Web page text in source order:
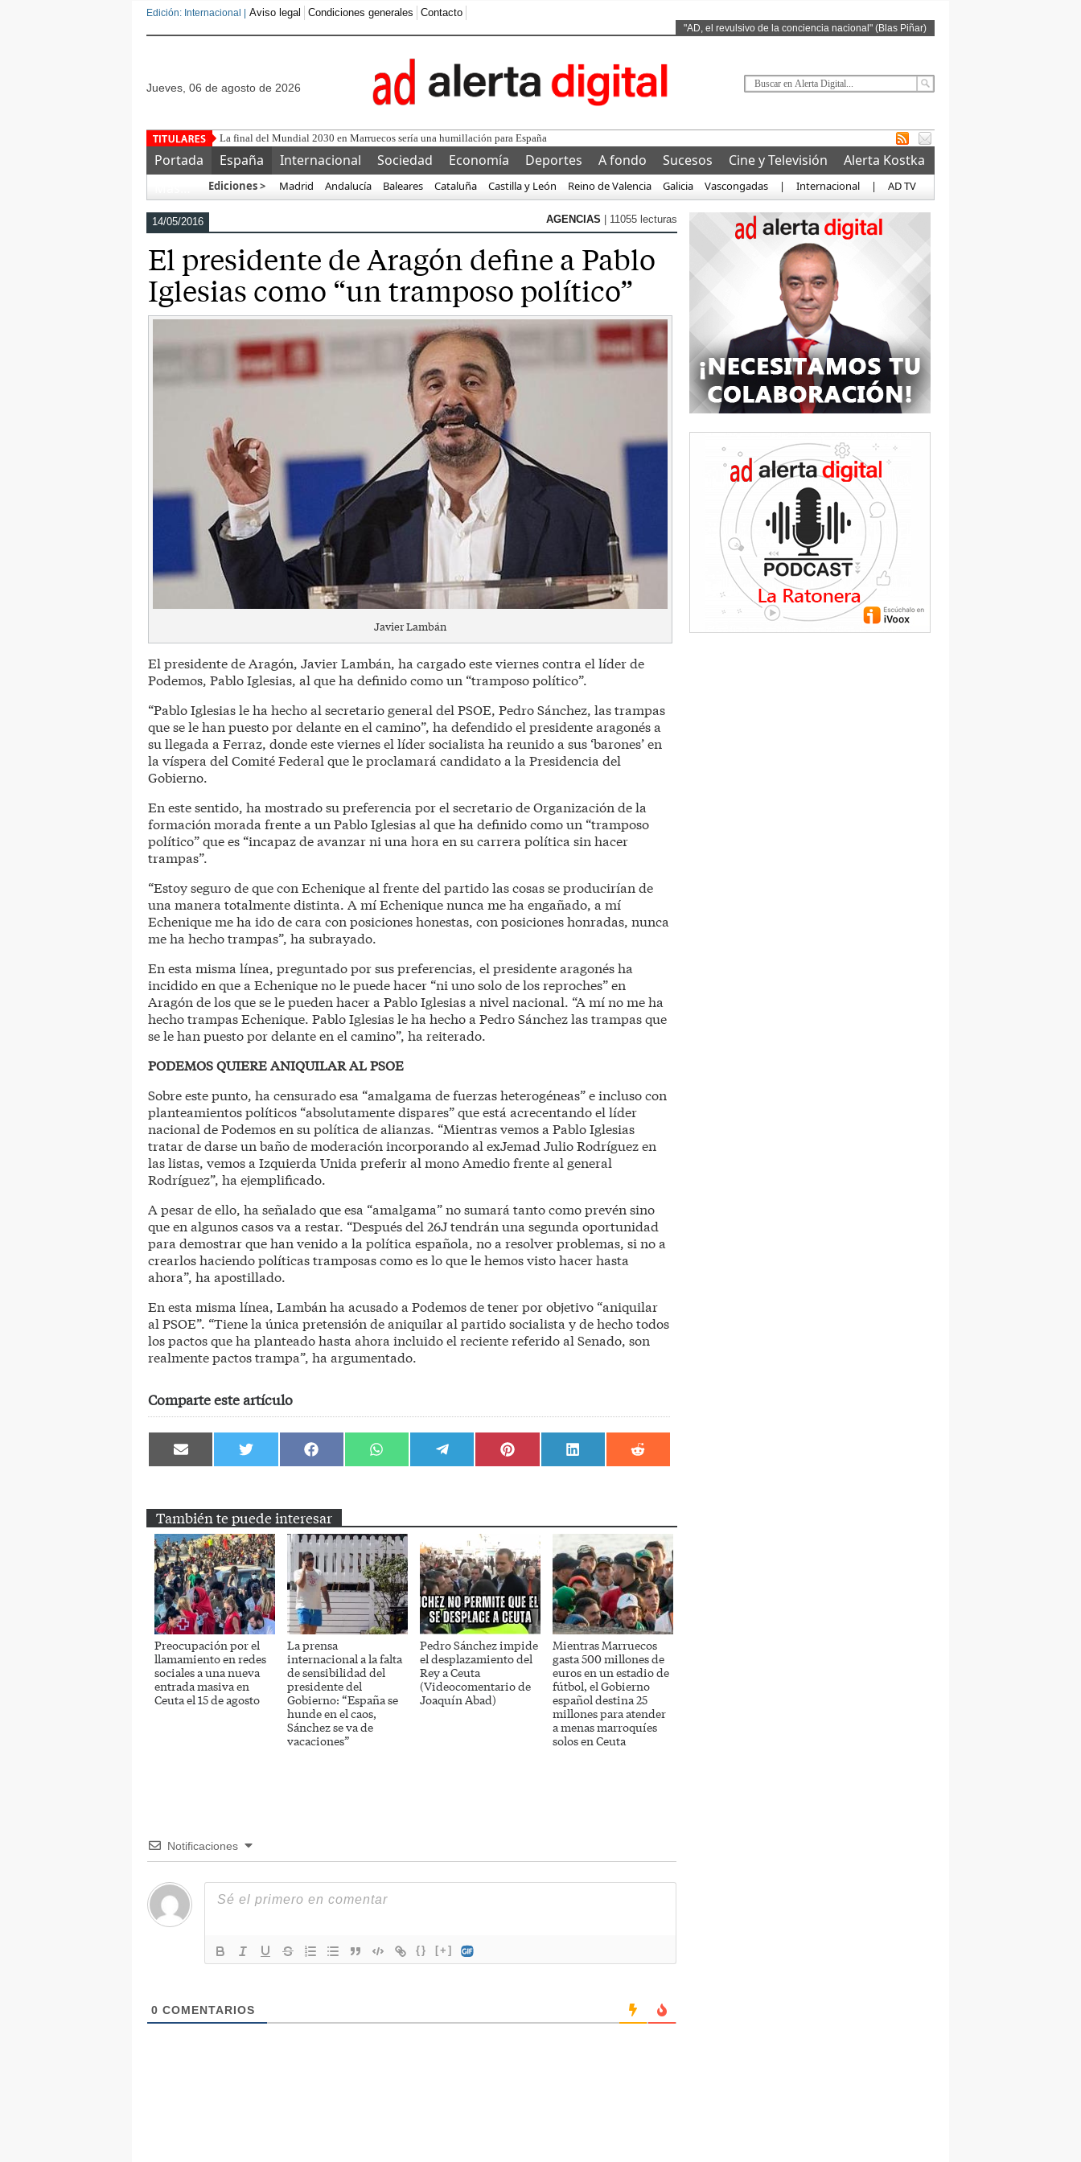
Edición: Internacional | Aviso legal Condiciones generales Contacto
"AD, el revulsivo de la conciencia nacional" (Blas Piñar)
jueves, 06 de agosto de 2026
La final del Mundial 2030 en Marruecos sería una humillación para España
Portada España Internacional Sociedad Economía Deportes A fondo Sucesos Cine y Televisión
Alerta Kostka
Ediciones > Madrid Andalucía Baleares Cataluña Castilla y León Reino de Valencia Galicia Vascongadas | Internacional | AD TV
14/05/2016 AGENCIAS | 11055 lecturas
El presidente de Aragón define a Pablo
Iglesias como “un tramposo político”
Javier Lambán
El presidente de Aragón, Javier Lambán, ha cargado este viernes contra el líder de
Podemos, Pablo Iglesias, al que ha definido como un “tramposo político”.
“Pablo Iglesias le ha hecho al secretario general del PSOE, Pedro Sánchez, las trampas
que se le han puesto por delante en el camino”, ha defendido el presidente aragonés a
su llegada a Ferraz, donde este viernes el líder socialista ha reunido a sus ‘barones’ en
la víspera del Comité Federal que le proclamará candidato a la Presidencia del
Gobierno.
En este sentido, ha mostrado su preferencia por el secretario de Organización de la
formación morada frente a un Pablo Iglesias al que ha definido como un “tramposo
político” que es “incapaz de avanzar ni una hora en su carrera política sin hacer
trampas”.
“Estoy seguro de que con Echenique al frente del partido las cosas se producirían de
una manera totalmente distinta. A mí Echenique nunca me ha engañado, a mí
Echenique me ha ido de cara con posiciones honestas, con posiciones honradas, nunca
me ha hecho trampas”, ha subrayado.
En esta misma línea, preguntado por sus preferencias, el presidente aragonés ha
incidido en que a Echenique no le puede hacer “ni uno solo de los reproches” en
Aragón de los que se le pueden hacer a Pablo Iglesias a nivel nacional. “A mí no me ha
hecho trampas Echenique. Pablo Iglesias le ha hecho a Pedro Sánchez las trampas que
se le han puesto por delante en el camino”, ha reiterado.
PODEMOS QUIERE ANIQUILAR AL PSOE
Sobre este punto, ha censurado esa “amalgama de fuerzas heterogéneas” e incluso con
planteamientos políticos “absolutamente dispares” que está acrecentando el líder
nacional de Podemos en su política de alianzas. “Mientras vemos a Pablo Iglesias
tratar de darse un baño de moderación incorporando al exJemad Julio Rodríguez en
las listas, vemos a Izquierda Unida preferir al mono Amedio frente al general
Rodríguez”, ha ejemplificado.
A pesar de ello, ha señalado que esa “amalgama” no sumará tanto como prevén sino
que en algunos casos va a restar. “Después del 26J tendrán una segunda oportunidad
para demostrar que han venido a la política española, no a resolver problemas, si no a
crearlos haciendo políticas tramposas como es lo que le hemos visto hacer hasta
ahora”, ha apostillado.
En esta misma línea, Lambán ha acusado a Podemos de tener por objetivo “aniquilar
al PSOE”. “Tiene la única pretensión de aniquilar al partido socialista y de hecho todos
los pactos que ha planteado hasta ahora incluido el reciente referido al Senado, son
realmente pactos trampa”, ha argumentado.
Comparte este artículo
Compartir
en
Compartir
en
Compartir
en
Compartir
en
Compartir
en
Compartir
en
Compartir
en
Compartir
en
También te puede interesar
Preocupación por el
llamamiento en redes
sociales a una nueva
entrada masiva en
Ceuta el 15 de agosto
La prensa
internacional a la falta
de sensibilidad del
presidente del
Gobierno: “España se
hunde en el caos,
Sánchez se va de
vacaciones”
Pedro Sánchez impide
el desplazamiento del
Rey a Ceuta
(Videocomentario de
Joaquín Abad)
Mientras Marruecos
gasta 500 millones de
euros en un estadio de
fútbol, el Gobierno
español destina 25
millones para atender
a menas marroquíes
solos en Ceuta
Notificaciones
{} [+]
0 COMENTARIOS